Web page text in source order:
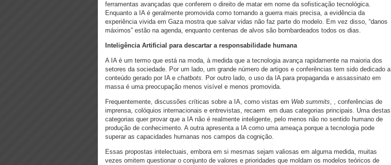
ferramentas avançadas que conferem o direito de matar em nome da sofisticação tecnológica.
Enquanto a IA é geralmente promovida como tornando a guerra mais precisa, a evidência da
experiência vivida em Gaza mostra que salvar vidas não faz parte do modelo. Em vez disso, “danos
máximos” estão na agenda, enquanto centenas de alvos são bombardeados todos os dias.
Inteligência Artificial para descartar a responsabilidade humana
A IA é um termo que está na moda, à medida que a tecnologia avança rapidamente na maioria dos
setores da sociedade. Por um lado, um grande número de artigos e conferências tem sido dedicado a
conteúdo gerado por IA e chatbots. Por outro lado, o uso da IA para propaganda e assassinato em
massa é uma preocupação menos visível e menos promovida.
Frequentemente, discussões críticas sobre a IA, como vistas em Web summits, , conferências de
imprensa, colóquios internacionais e entrevistas, recaem em duas categorias principais. Uma destas
categorias quer provar que a IA não é realmente inteligente, pelo menos não no sentido humano de
produção de conhecimento. A outra apresenta a IA como uma ameaça porque a tecnologia pode
superar as capacidades humanas nos campos da cognição.
Essas propostas intelectuais, embora em si mesmas sejam valiosas em alguma medida, muitas
vezes omitem questionar o conjunto de valores e prioridades que moldam os modelos teóricos de